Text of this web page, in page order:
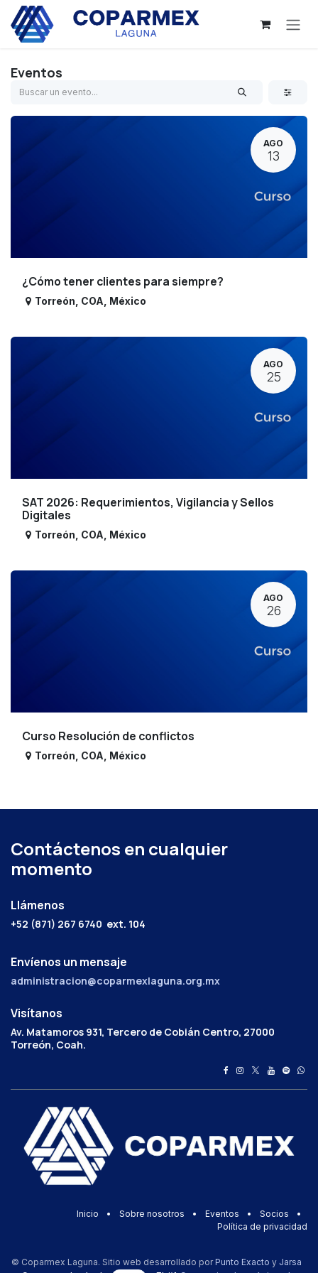
Ir al contenido
Eventos
AGO
13
¿Cómo tener clientes para siempre?
Torreón COA México
AGO
25
SAT 2026: Requerimientos, Vigilancia y Sellos
Digitales
Torreón COA México
AGO
26
Curso Resolución de conflictos
Torreón COA México
Contáctenos en cualquier
momento
Llámenos
+52 (871) 267 6740 ext. 104
Envíenos un mensaje
administracion@coparmexlaguna.org.mx
Visítanos
Av. Matamoros 931, Tercero de Cobián Centro, 27000
Torreón, Coah.
Inicio • Sobre nosotros • Eventos • Socios
•
Política de privacidad
© Coparmex Laguna. Sitio web desarrollado por Punto Exacto y Jarsa